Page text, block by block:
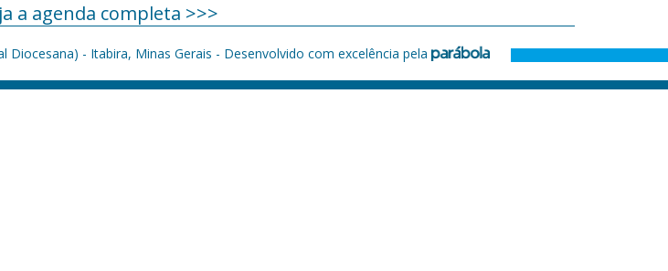
a agenda completa >>>
- Itabira, Minas Gerais - Desenvolvido com excelência pela